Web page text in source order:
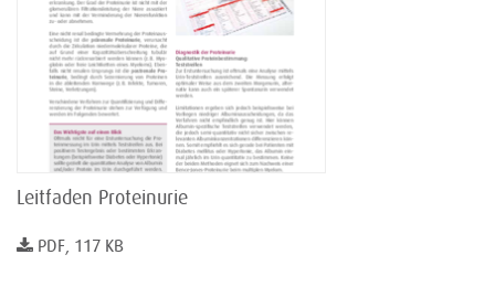
Leitfaden Proteinurie
PDF, 117 KB